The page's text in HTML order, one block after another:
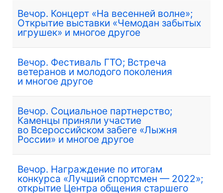
Вечор. Концерт «На весенней волне»;
Открытие выставки «Чемодан забытых
игрушек» и многое другое
Вечор. Фестиваль ГТО; Встреча
ветеранов и молодого поколения
и многое другое
Вечор. Социальное партнерство;
Каменцы приняли участие
во Всероссийском забеге «Лыжня
России» и многое другое
Вечор. Награждение по итогам
конкурса «Лучший спортсмен — 2022»;
открытие Центра общения старшего